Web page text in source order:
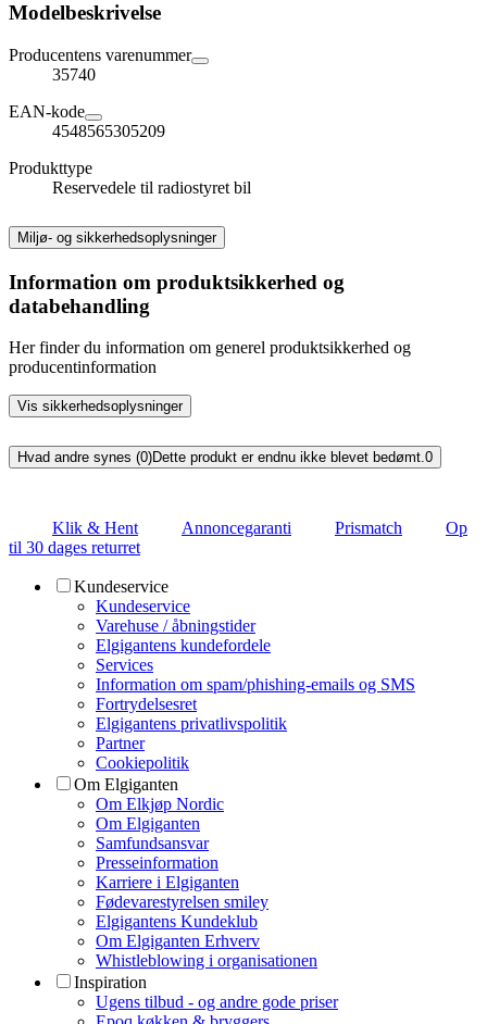
Modelbeskrivelse
Producentens varenummer
35740
EAN-kode
4548565305209
Produkttype
Reservedele til radiostyret bil
Miljø- og sikkerhedsoplysninger
Information om produktsikkerhed og
databehandling
Her finder du information om generel produktsikkerhed og
producentinformation
Vis sikkerhedsoplysninger
Hvad andre synes (0)Dette produkt er endnu ikke blevet bedømt.0
Klik & Hent Annoncegaranti Prismatch
Op
til 30 dages returret
Kundeservice
Kundeservice
Varehuse / åbningstider
Elgigantens kundefordele
Services
Information om spam/phishing-emails og SMS
Fortrydelsesret
Elgigantens privatlivspolitik
Partner
Cookiepolitik
Om Elgiganten
Om Elkjøp Nordic
Om Elgiganten
Samfundsansvar
Presseinformation
Karriere i Elgiganten
Fødevarestyrelsen smiley
Elgigantens Kundeklub
Om Elgiganten Erhverv
Whistleblowing i organisationen
Inspiration
Ugens tilbud - og andre gode priser